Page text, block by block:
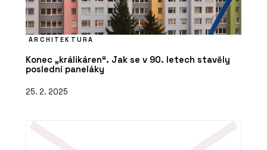
ARCHITEKTURA
Konec „králikáren“. Jak se v 90. letech stavěly
poslední paneláky
25. 2. 2025